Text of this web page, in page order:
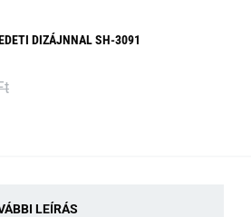
DIZÁJNNAL SH-3091
LEÍRÁS